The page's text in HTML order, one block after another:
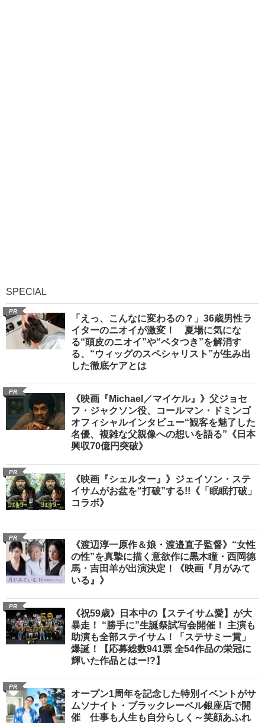
SPECIAL
PR
「えっ、こんなに変わるの？」36歳男性ラ
イターのニオイが激変！ 夏場に気にな
る“頭皮のニオイ”や“ベタつき”を解消す
る、“ウィッグのスペシャリスト”が生み出
した徹底ケアとは
PR
《映画『Michael／マイケル』》父ジョセ
フ・ジャクソン役、コールマン・ドミンゴ
オフィシャルインタビュー“観客を魅了した
名優、複雑な父親像への想いを語る”《日本
興収70億円突破》
PR
《映画『シェルター』》ジェイソン・ステ
イサムがお盆を“打破”する!!《「眠眠打破」
コラボ》
PR
《渡辺淳一原作＆娘・渡邉直子監督》“女性
の性”を真摯に描く意欲作に黒木瞳・西岡德
馬・吉田羊が出演決定！《映画『月がみて
いる』》
PR
《祝59歳》日本中の【ステイサム愛】が大
暴走！ “勝手に”生誕祭試写会開催！ 主演も
助演も全部ステイサム！「ステサミー賞」
爆誕！【応募総数941票 全54作品の栄冠に
輝いた作品とはー!?】
PR
オープン1周年を記念した特別イベントがサ
ムソナイト・ブラックレーベル銀座店で開
催 仕事も人生も自分らしく～笑顔あふれ